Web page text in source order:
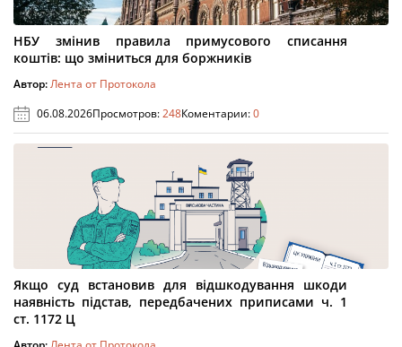
НБУ змінив правила примусового списання
коштів: що зміниться для боржників
Автор:Лента от Протокола
06.08.2026Просмотров:248Коментарии:0
Якщо суд встановив для відшкодування шкоди
наявність підстав, передбачених приписами ч. 1
ст. 1172 Ц